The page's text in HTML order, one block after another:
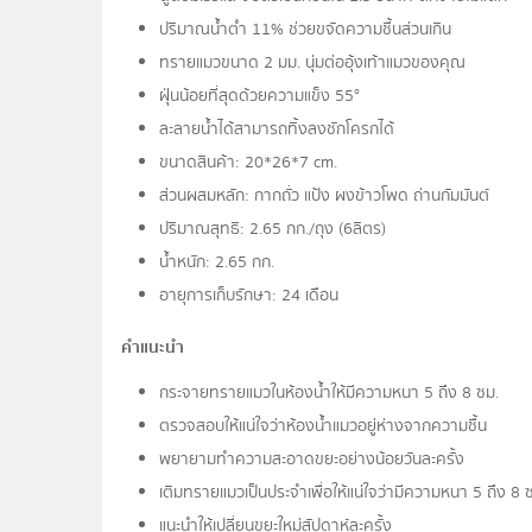
ปริมาณน้ำต่ำ 11% ช่วยขจัดความชื้นส่วนเกิน
ทรายแมวขนาด 2 มม. นุ่มต่ออุ้งเท้าแมวของคุณ
ฝุ่นน้อยที่สุดด้วยความแข็ง 55°
ละลายน้ำได้สามารถทิ้งลงชักโครกได้
ขนาดสินค้า: 20*26*7 cm.
ส่วนผสมหลัก: กากถั่ว แป้ง ผงข้าวโพด ถ่านกัมมันต์
ปริมาณสุทธิ: 2.65 กก./ถุง (6ลิตร)
น้ำหนัก: 2.65 กก.
อายุการเก็บรักษา: 24 เดือน
คำแนะนำ
กระจายทรายแมวในห้องน้ำให้มีความหนา 5 ถึง 8 ซม.
ตรวจสอบให้แน่ใจว่าห้องน้ำแมวอยู่ห่างจากความชื้น
พยายามทำความสะอาดขยะอย่างน้อยวันละครั้ง
เติมทรายแมวเป็นประจำเพื่อให้แน่ใจว่ามีความหนา 5 ถึง 8
แนะนำให้เปลี่ยนขยะใหม่สัปดาห์ละครั้ง